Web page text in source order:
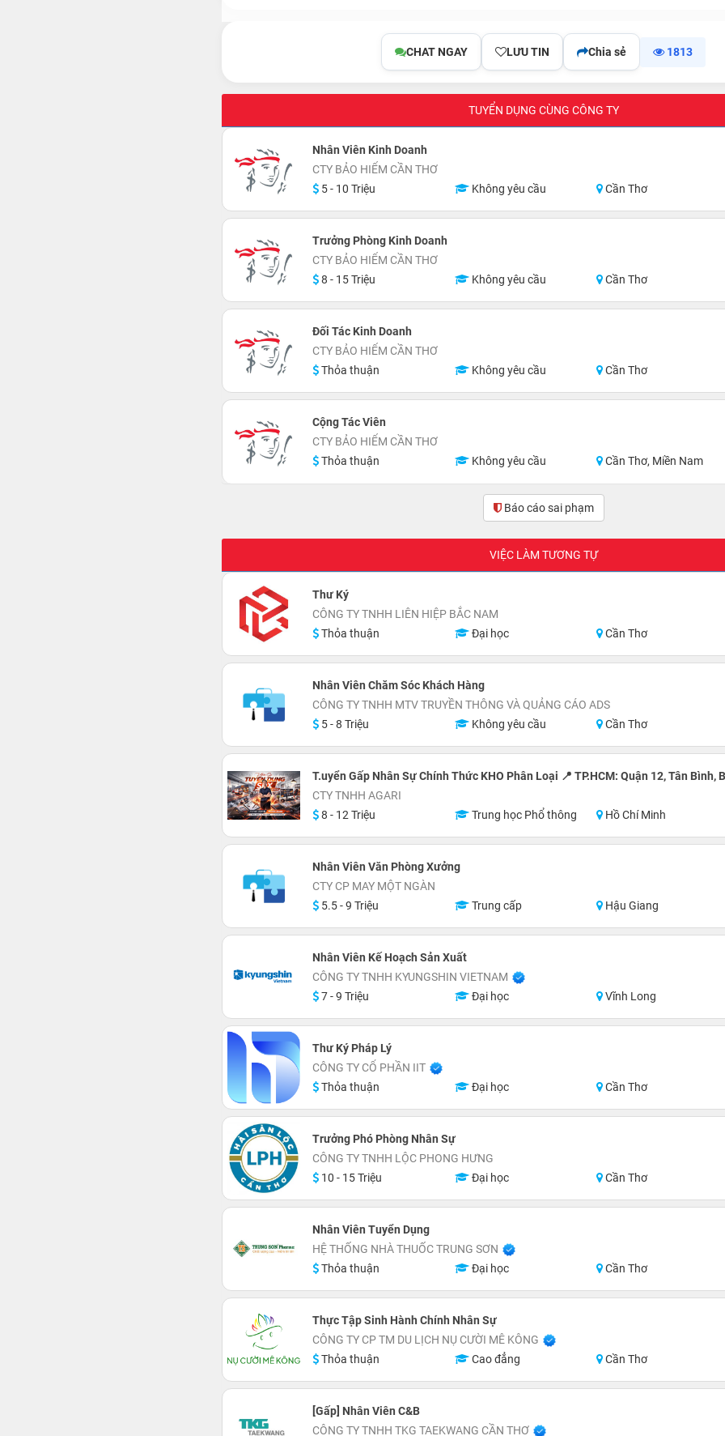
CHAT NGAY LƯU TIN Chia sẻ 1813
TUYỂN DỤNG CÙNG CÔNG TY
Nhân Viên Kinh Doanh
CTY BẢO HIỂM CẦN THƠ
5 - 10 Triệu
Không yêu cầu Cần Thơ
Trưởng Phòng Kinh Doanh
CTY BẢO HIỂM CẦN THƠ
8 - 15 Triệu
Không yêu cầu Cần Thơ
Đối Tác Kinh Doanh
CTY BẢO HIỂM CẦN THƠ
Thỏa thuận
Không yêu cầu Cần Thơ
Cộng Tác Viên
CTY BẢO HIỂM CẦN THƠ
Thỏa thuận
Không yêu cầu Cần Thơ, Miền Nam
Báo cáo sai phạm(0)
VIỆC LÀM TƯƠNG TỰ
Thư Ký
CÔNG TY TNHH LIÊN HIỆP BẮC NAM
Thỏa thuận
Đại học Cần Thơ
Nhân Viên Chăm Sóc Khách Hàng
CÔNG TY TNHH MTV TRUYỀN THÔNG VÀ QUẢNG CÁO ADS
5 - 8 Triệu
Không yêu cầu Cần Thơ
T.uyển Gấp Nhân Sự Chính Thức KHO Phân Loại 📍 TP.HCM: Quận 12, Tân Bình,
CTY TNHH AGARI
8 - 12 Triệu
Trung học Phổ thông Hồ Chí Minh
Nhân Viên Văn Phòng Xưởng
CTY CP MAY MỘT NGÀN
5.5 - 9 Triệu
Trung cấp Hậu Giang
Nhân Viên Kế Hoạch Sản Xuất
CÔNG TY TNHH KYUNGSHIN VIETNAM
7 - 9 Triệu
Đại học Vĩnh Long
Thư Ký Pháp Lý
CÔNG TY CỔ PHẦN IIT
Thỏa thuận
Đại học Cần Thơ
Trưởng Phó Phòng Nhân Sự
CÔNG TY TNHH LỘC PHONG HƯNG
10 - 15 Triệu
Đại học Cần Thơ
Nhân Viên Tuyển Dụng
HỆ THỐNG NHÀ THUỐC TRUNG SƠN
Thỏa thuận
Đại học Cần Thơ
Thực Tập Sinh Hành Chính Nhân Sự
CÔNG TY CP TM DU LỊCH NỤ CƯỜI MÊ KÔNG
Thỏa thuận
Cao đẳng Cần Thơ
[Gấp] Nhân Viên C&B
CÔNG TY TNHH TKG TAEKWANG CẦN THƠ